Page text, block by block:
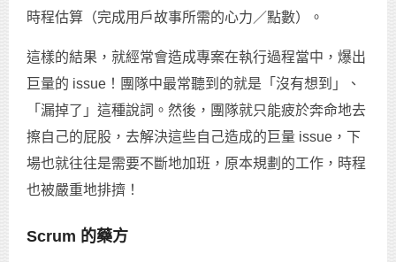
時程估算（完成用戶故事所需的心力／點數）。
這樣的結果，就經常會造成專案在執行過程當中，爆出
巨量的 issue！團隊中最常聽到的就是「沒有想到」、
「漏掉了」這種說詞。然後，團隊就只能疲於奔命地去
擦自己的屁股，去解決這些自己造成的巨量 issue，下
場也就往往是需要不斷地加班，原本規劃的工作，時程
也被嚴重地排擠！
Scrum 的藥方